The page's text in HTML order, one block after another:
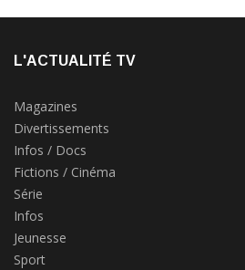
L'ACTUALITÉ TV
Magazines
Divertissements
Infos / Docs
Fictions / Cinéma
Série
Infos
Jeunesse
Sport